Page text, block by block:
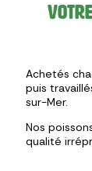
Achetés
puis
sur-Mer.
Nos
qualité